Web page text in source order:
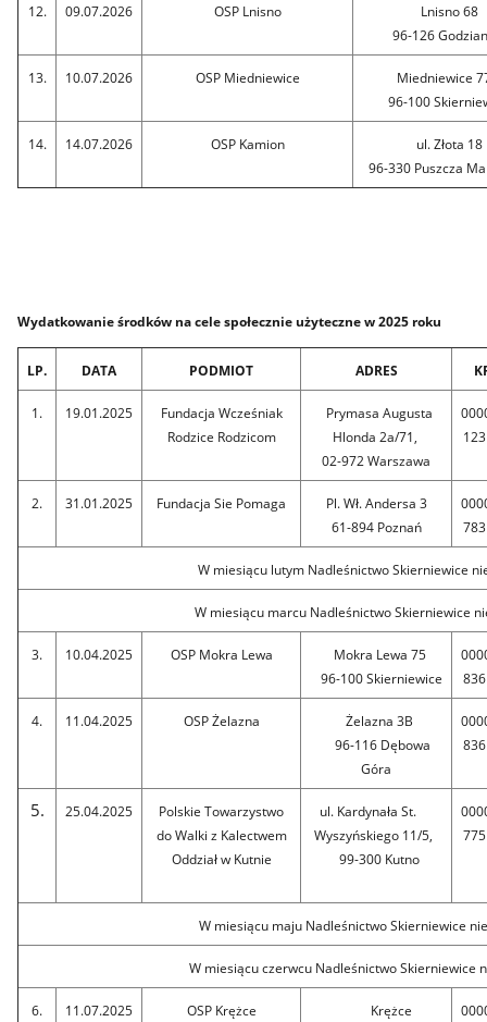
12. 09.07.2026 OSP Lnisno
Lnisno 68
96-126
13. 10.07.2026 OSP Miedniewice
Miedniewice
96-100
14. 14.07.2026 OSP Kamion
ul. Złota 18
96-330 Puszcza
Wydatkowanie środków na cele społecznie użyteczne w 2025 roku
LP. DATA PODMIOT ADRES
1. 19.01.2025
Fundacja Wcześniak
Rodzice Rodzicom
Prymasa Augusta
Hlonda 2a/71,
02-972 Warszawa
2. 31.01.2025 Fundacja Sie Pomaga
Pl. Wł. Andersa 3
61-894 Poznań
W miesiącu lutym Nadleśnictwo Skierniewice
W miesiącu marcu Nadleśnictwo Skierniewice
3. 10.04.2025 OSP Mokra Lewa
Mokra Lewa 75
96-100 Skierniewice
4. 11.04.2025 OSP Żelazna
Żelazna 3B
96-116 Dębowa
Góra
5. 25.04.2025
Polskie Towarzystwo
do Walki z Kalectwem
Oddział w Kutnie
ul. Kardynała St.
Wyszyńskiego 11/5,
99-300 Kutno
W miesiącu maju Nadleśnictwo Skierniewice
W miesiącu czerwcu Nadleśnictwo Skierniewice
6. 11.07.2025 OSP Krężce
Krężce